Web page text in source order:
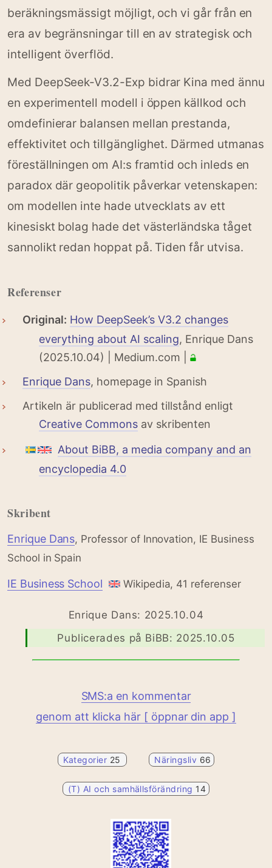
beräkningsmässigt möjligt, och vi går från en
era av begränsningar till en av strategisk och
intelligent överflöd.
Med DeepSeek-V3.2-Exp bidrar Kina med ännu
en experimentell modell i öppen källkod och
omdefinierar balansen mellan prestanda,
effektivitet och tillgänglighet. Därmed utmanas
föreställningen om AI:s framtid och inleds en
paradox där geopolitik påverkar vetenskapen:
om modellen inte hade utvecklats av ett
kinesiskt bolag hade det västerländska tåget
sannolikt redan hoppat på. Tiden får utvisa.
Referenser
Original: How DeepSeek’s V3.2 changes
everything about AI scaling, Enrique Dans
(2025.10.04) | Medium.com |
Enrique Dans, homepage in Spanish
Artikeln är publicerad med tillstånd enligt
Creative Commons av skribenten
About BiBB, a media company and an
encyclopedia 4.0
Skribent
Enrique Dans, Professor of Innovation, IE Business
School in Spain
IE Business School Wikipedia, 41 referenser
Enrique Dans: 2025.10.04
Publicerades på BiBB: 2025.10.05
SMS:a en kommentar
genom att klicka här [ öppnar din app ]
Kategorier 25 Näringsliv 66
(T) AI och samhällsförändring 14